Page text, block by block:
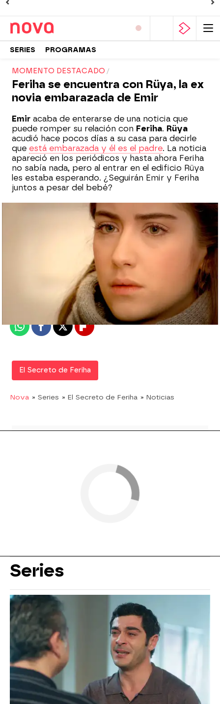
SERIES PROGRAMAS
MOMENTO DESTACADO
Feriha se encuentra con Rüya, la ex
novia embarazada de Emir
Emir acaba de enterarse de una noticia que
puede romper su relación con Feriha. Rüya
acudió hace pocos días a su casa para decirle
que está embarazada y él es el padre. La noticia
apareció en los periódicos y hasta ahora Feriha
no sabía nada, pero al entrar en el edificio Rüya
les estaba esperando. ¿Seguirán Emir y Feriha
juntos a pesar del bebé?
20 de agosto de 2019, 21:24
WhatsappFacebook
X Flipboard
El Secreto de Feriha
Nova » Series » El Secreto de Feriha » Noticias
Series